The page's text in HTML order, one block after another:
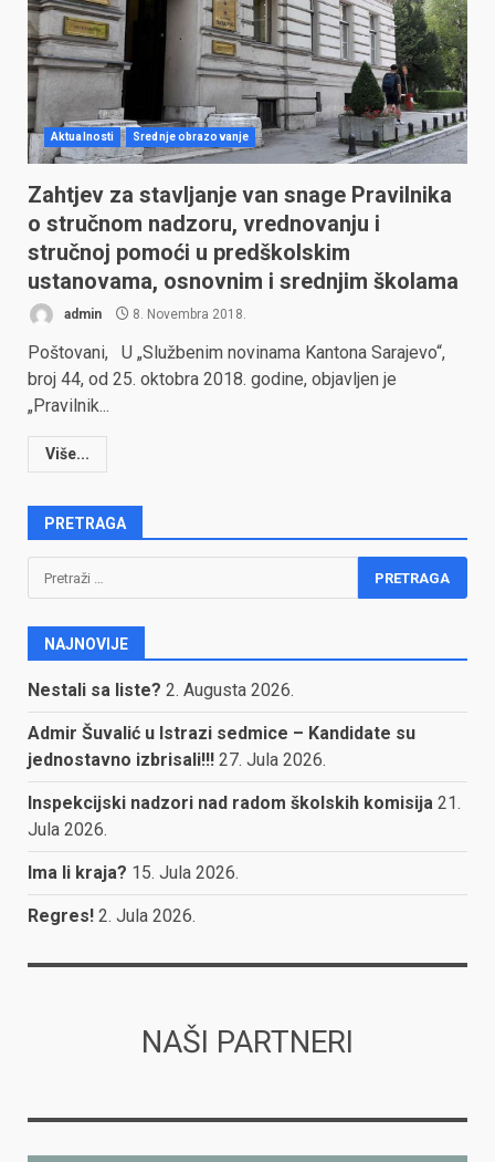
Aktualnosti Srednje obrazovanje
Zahtjev za stavljanje van snage Pravilnika
o stručnom nadzoru, vrednovanju i
stručnoj pomoći u predškolskim
ustanovama, osnovnim i srednjim školama
admin 8. Novembra 2018.
Poštovani, U „Službenim novinama Kantona Sarajevo“,
broj 44, od 25. oktobra 2018. godine, objavljen je
„Pravilnik...
Više...
PRETRAGA
Pretraga:
NAJNOVIJE
Nestali sa liste? 2. Augusta 2026.
Admir Šuvalić u Istrazi sedmice – Kandidate su
jednostavno izbrisali!!! 27. Jula 2026.
Inspekcijski nadzori nad radom školskih komisija 21.
Jula 2026.
Ima li kraja? 15. Jula 2026.
Regres! 2. Jula 2026.
NAŠI PARTNERI